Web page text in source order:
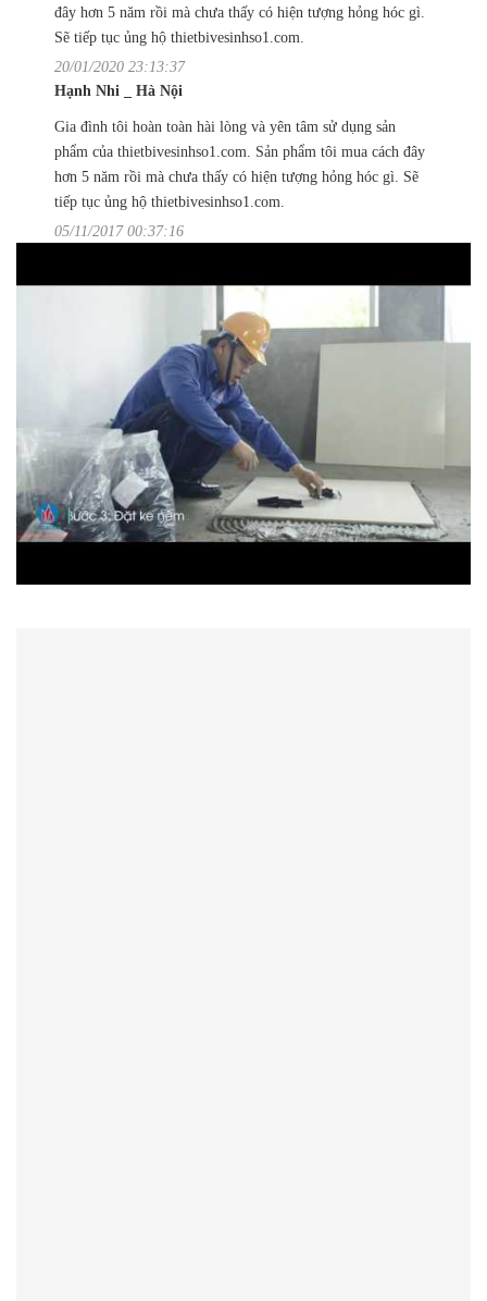
đây hơn 5 năm rồi mà chưa thấy có hiện tượng hỏng hóc gì.
Sẽ tiếp tục ủng hộ thietbivesinhso1.com.
20/01/2020 23:13:37
Hạnh Nhi _ Hà Nội
Gia đình tôi hoàn toàn hài lòng và yên tâm sử dụng sản
phẩm của thietbivesinhso1.com. Sản phẩm tôi mua cách đây
hơn 5 năm rồi mà chưa thấy có hiện tượng hỏng hóc gì. Sẽ
tiếp tục ủng hộ thietbivesinhso1.com.
05/11/2017 00:37:16